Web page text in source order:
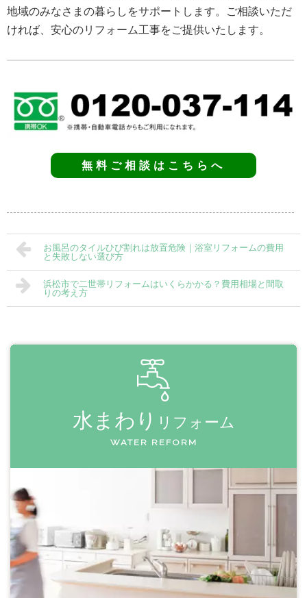
地域のみなさまの暮らしをサポートします。ご相談いただ
ければ、安心のリフォーム工事をご提供いたします。
無料ご相談はこちらへ
お風呂のタイルひび割れは放置危険｜浴室リフォームの費用
と失敗しない選び方
浜松市で二世帯リフォームはいくらかかる？費用相場と間取
りの考え方
水まわり リフォーム
WATER REFORM